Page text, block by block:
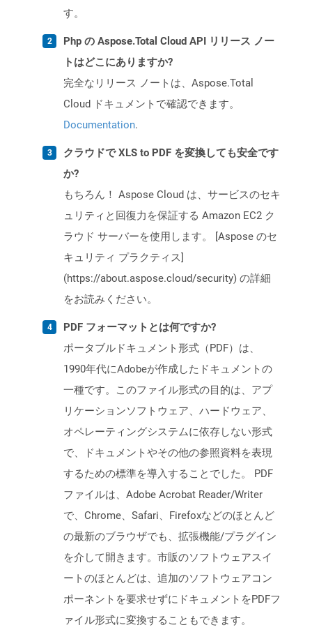
す。
Php の Aspose.Total Cloud API リリース ノー
トはどこにありますか?
完全なリリース ノートは、Aspose.Total
Cloud ドキュメントで確認できます。
Documentation.
クラウドで XLS to PDF を変換しても安全です
か?
もちろん！ Aspose Cloud は、サービスのセキ
ュリティと回復力を保証する Amazon EC2 ク
ラウド サーバーを使用します。 [Aspose のセ
キュリティ プラクティス]
(https://about.aspose.cloud/security) の詳細
をお読みください。
PDF フォーマットとは何ですか?
ポータブルドキュメント形式（PDF）は、
1990年代にAdobeが作成したドキュメントの
一種です。このファイル形式の目的は、アプ
リケーションソフトウェア、ハードウェア、
オペレーティングシステムに依存しない形式
で、ドキュメントやその他の参照資料を表現
するための標準を導入することでした。 PDF
ファイルは、Adobe Acrobat Reader/Writer
で、Chrome、Safari、Firefoxなどのほとんど
の最新のブラウザでも、拡張機能/プラグイン
を介して開きます。市販のソフトウェアスイ
ートのほとんどは、追加のソフトウェアコン
ポーネントを要求せずにドキュメントをPDFフ
ァイル形式に変換することもできます。